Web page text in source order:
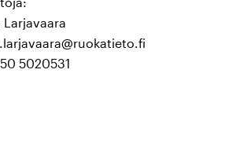
Larjavaara
5020531